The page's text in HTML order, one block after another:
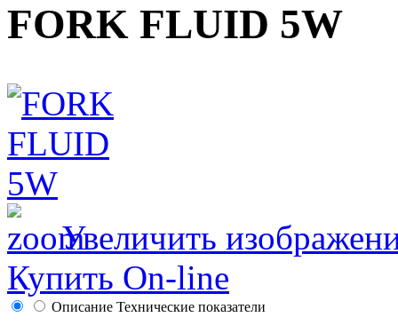
FORK FLUID 5W
Увеличить
Купить On-line
Описание Технические показатели